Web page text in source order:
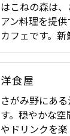
はこねの森は
アン料理を提
カフェです。新
洋食屋
さがみ野にあ
す。穏やかな
やドリンクを